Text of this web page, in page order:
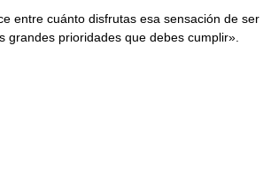
entre cuánto disfrutas esa sensación de
grandes prioridades que debes cumplir».